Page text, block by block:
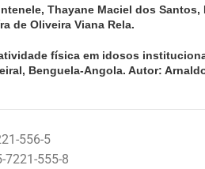
Thayane Maciel dos Santos,
de Oliveira Viana Rela.
física em idosos
Benguela-Angola. Autor:
556-5
7221-555-8